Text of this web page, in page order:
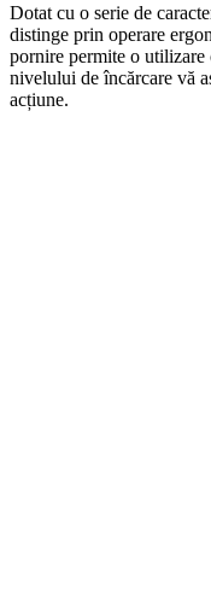
Dotat cu o serie de
distinge prin operare
pornire permite o
nivelului de încărcare vă
acțiune.